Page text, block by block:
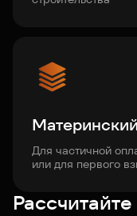
Для частичной
или для первого